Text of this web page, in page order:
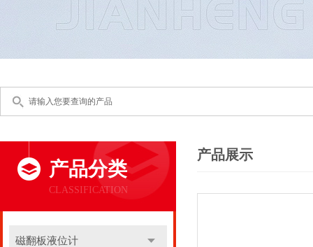
产品分类
CLASSIFICATION
磁翻板液位计
产品展示